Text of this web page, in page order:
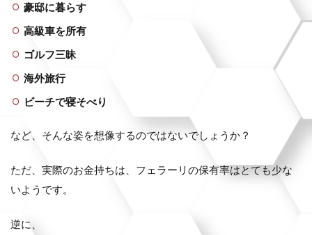
豪邸に暮らす
高級車を所有
ゴルフ三昧
海外旅行
ビーチで寝そべり
など、そんな姿を想像するのではないでしょうか？
ただ、実際のお金持ちは、フェラーリの保有率はとても少な
いようです。
逆に、